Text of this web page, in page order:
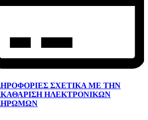
ΣΧΕΤΙΚΆ ΜΕ ΤΗΝ
ΗΛΕΚΤΡΟΝΙΚΏΝ